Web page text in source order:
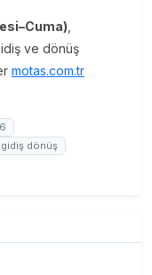
ve dönüş
motas.com.tr
dönüş